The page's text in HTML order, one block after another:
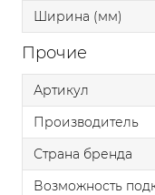
Ширина (мм)
Прочие
Артикул
Производитель
Страна бренда
Возможность